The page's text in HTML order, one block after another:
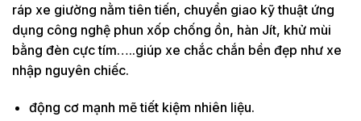
ráp xe giường nằm tiên tiến, chuyển giao kỹ thuật ứng
dụng công nghệ phun xốp chống ồn, hàn Jít, khử mùi
bằng đèn cực tím…..giúp xe chắc chắn bền đẹp như xe
nhập nguyên chiếc.
động cơ mạnh mẽ tiết kiệm nhiên liệu.